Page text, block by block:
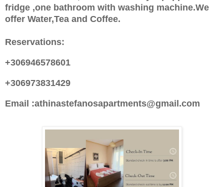
fridge ,one bathroom with washing machine.We
offer Water,Tea and Coffee.
Reservations:
+306946578601
+306973831429
Email :athinastefanosapartments@gmail.com